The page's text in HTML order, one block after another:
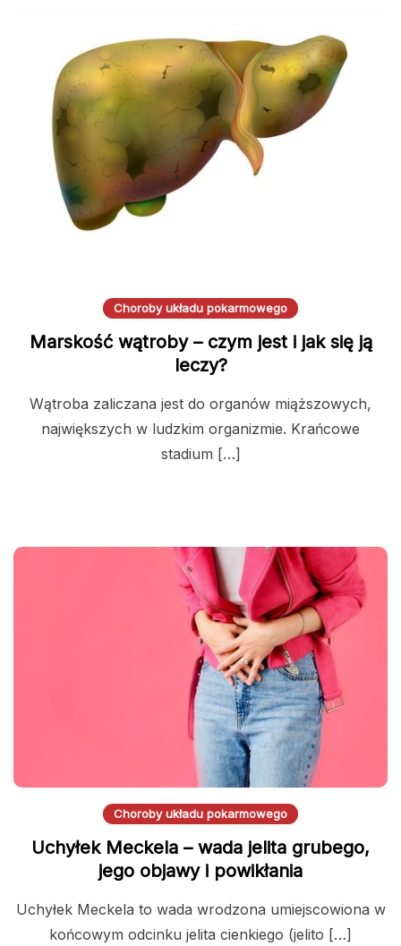
Choroby układu pokarmowego
Marskość wątroby – czym jest i jak się ją
leczy?
Wątroba zaliczana jest do organów miąższowych,
największych w ludzkim organizmie. Krańcowe
stadium […]
Choroby układu pokarmowego
Uchyłek Meckela – wada jelita grubego,
jego objawy i powikłania
Uchyłek Meckela to wada wrodzona umiejscowiona w
końcowym odcinku jelita cienkiego (jelito […]